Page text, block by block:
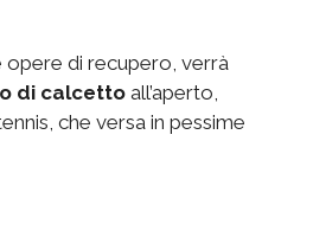
opere di recupero, verrà
di calcettoall’aperto,
che versa in pessime